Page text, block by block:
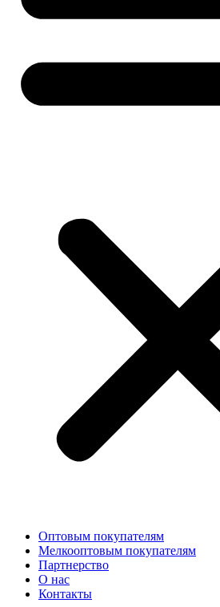
Оптовым покупателям
Мелкооптовым покупателям
Партнерство
О нас
Контакты